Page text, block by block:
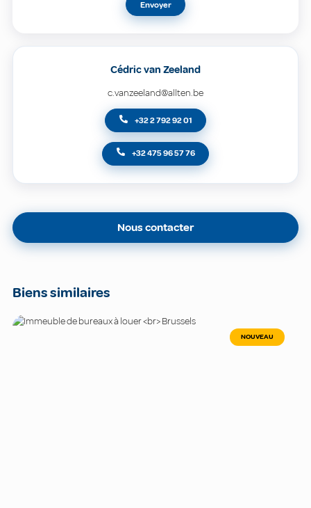
Envoyer
Cédric van Zeeland
c.vanzeeland@allten.be
+32 2 792 92 01
+32 475 96 57 76
Nous contacter
Biens similaires
NOUVEAU